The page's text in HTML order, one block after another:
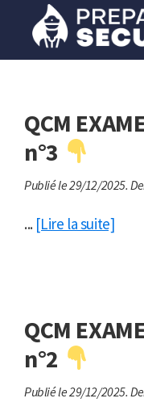
contenuPrepasecu
de
préparation
aux
métiers
de
la
QCM
n°3
Publié le 29/12/2025.
... [Lire la suite]
QCM
n°2
Publié le 29/12/2025.